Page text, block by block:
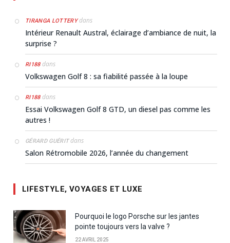
TIRANGA LOTTERYdans
Intérieur Renault Austral, éclairage d’ambiance de nuit, la
surprise ?
RI188dans
Volkswagen Golf 8 : sa fiabilité passée à la loupe
RI188dans
Essai Volkswagen Golf 8 GTD, un diesel pas comme les
autres !
GÉRARD GUÉRITdans
Salon Rétromobile 2026, l’année du changement
LIFESTYLE, VOYAGES ET LUXE
Pourquoi le logo Porsche sur les jantes
pointe toujours vers la valve ?
22 AVRIL 2025